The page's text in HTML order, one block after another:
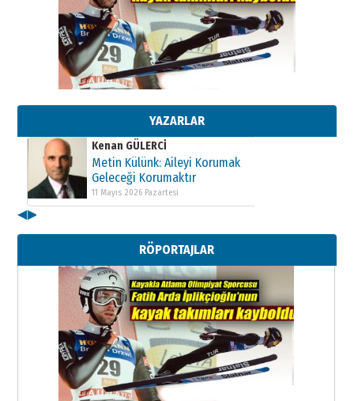
YAZARLAR
Kenan GÜLERCİ
Metin Külünk: Aileyi Korumak
11 Mayıs 2026 Pazartesi
Kenan GÜLERCİ
Metin Külünk: Aileyi Korumak
Geleceği Korumaktır
11 Mayıs 2026 Pazartesi
Metin Külünk: Aileyi Korumak
Geleceği Korumaktır
11 Mayıs 2026 Pazartesi
◀▶
RÖPORTAJLAR